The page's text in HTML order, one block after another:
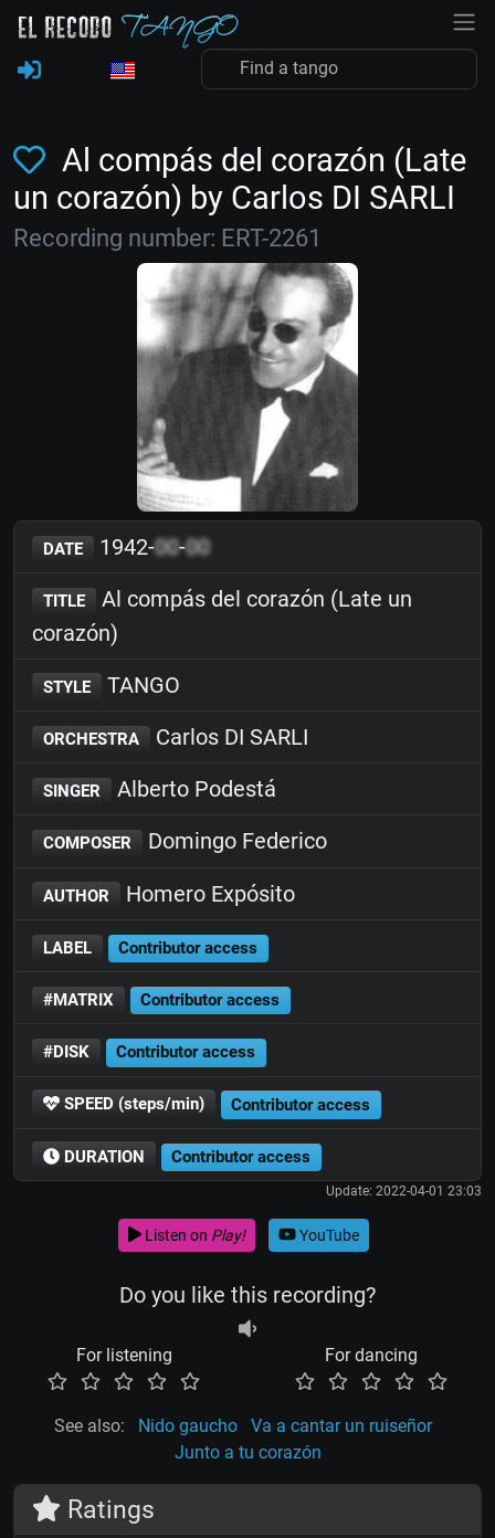
Al compás del corazón (Late
un corazón) by Carlos DI SARLI
Recording number: ERT-2261
DATE 1942-00-00
TITLE
Al compás del corazón (Late un
corazón)
STYLE TANGO
ORCHESTRA Carlos DI SARLI
SINGER Alberto Podestá
COMPOSER Domingo Federico
AUTHOR Homero Expósito
LABEL Contributor access
#MATRIX Contributor access
#DISK Contributor access
SPEED (steps/min) Contributor access
DURATION Contributor access
Update: 2022-04-01 23:03
Listen on Play! YouTube
Do you like this recording?
For listening For dancing
See also: Nido gaucho
Va a cantar un ruiseñor
Junto a tu corazón
Ratings